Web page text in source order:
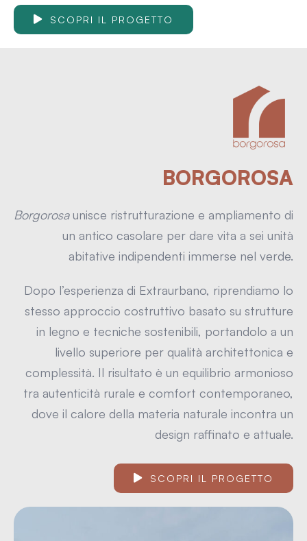
SCOPRI IL PROGETTO
BORGOROSA
Borgorosaunisce ristrutturazione e ampliamento di
un antico casolare per dare vita a sei unità
abitative indipendenti immerse nel verde.
Dopo l’esperienza di Extraurbano, riprendiamo lo
stesso approccio costruttivo basato su strutture
in legno e tecniche sostenibili, portandolo a un
livello superiore per qualità architettonica e
complessità. Il risultato è un equilibrio armonioso
tra autenticità rurale e comfort contemporaneo,
dove il calore della materia naturale incontra un
design raffinato e attuale.
SCOPRI IL PROGETTO